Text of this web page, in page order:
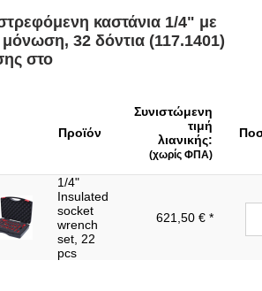
1000V
mm: 62
Υψηλής ποιότητας χάλυβας
χρωμίου-βαναδίου
Αναστρέψιμο
καστάνια 1/4" με
32 δόντια (117.1401)
στο
Προϊόν
Συνιστώμενη
τιμή
λιανικής:
(χωρίς ΦΠΑ)
1/4"
Insulated
socket
wrench
set, 22
pcs
621,50 € *